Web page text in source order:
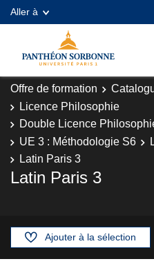
Aller à
Offre de formation
Licence Philosophie
Double Licence
UE 3 : Méthodologie S6
Latin Paris 3
Latin Paris 3
Ajouter à la sélection